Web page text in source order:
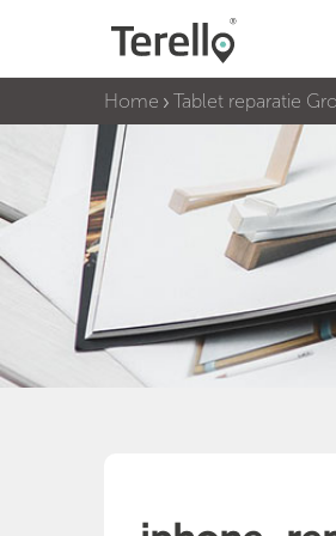
Home Tablet reparatie